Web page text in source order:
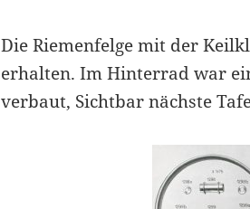
Die Riemenfelge mit der
erhalten. Im Hinterrad war
verbaut, Sichtbar nächste